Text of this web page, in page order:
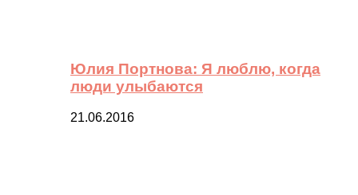
Юлия Портнова: Я люблю, когда
люди улыбаются
21.06.2016